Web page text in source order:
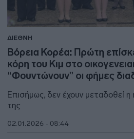
ΔΙΕΘΝΗ
Βόρεια Κορέα: Πρώτη
κόρη του Κιμ στο
“Φουντώνουν” οι φήμες
Επισήμως, δεν έχουν μεταδοθεί η
της
02.01.2026 - 08:44